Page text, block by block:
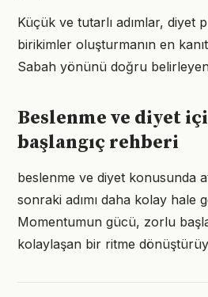
Küçük ve tutarlı adımlar, diyet
birikimler oluşturmanın en
Sabah yönünü doğru
Beslenme ve diyet
başlangıç rehberi
beslenme ve diyet konusunda
sonraki adımı daha kolay hale
Momentumun gücü, zorlu
kolaylaşan bir ritme